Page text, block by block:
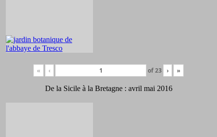
« ‹ of23 › »
De la Sicile à la Bretagne : avril mai 2016